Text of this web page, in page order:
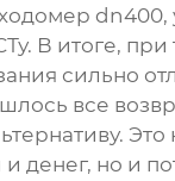
dn400,
В итоге,
сильно
все
Это
денег, но и